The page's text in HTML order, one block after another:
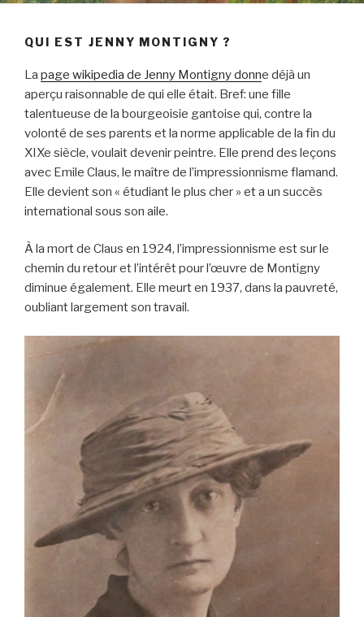
QUI EST JENNY MONTIGNY ?
La page wikipedia de Jenny Montigny donne déjà un
aperçu raisonnable de qui elle était. Bref: une fille
talentueuse de la bourgeoisie gantoise qui, contre la
volonté de ses parents et la norme applicable de la fin du
XIXe siècle, voulait devenir peintre. Elle prend des leçons
avec Emile Claus, le maître de l’impressionnisme flamand.
Elle devient son « étudiant le plus cher » et a un succès
international sous son aile.
À la mort de Claus en 1924, l’impressionnisme est sur le
chemin du retour et l’intérêt pour l’œuvre de Montigny
diminue également. Elle meurt en 1937, dans la pauvreté,
oubliant largement son travail.